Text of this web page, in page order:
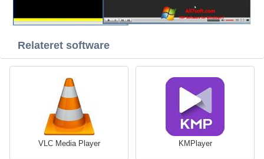
Relateret software
VLC Media Player KMPlayer